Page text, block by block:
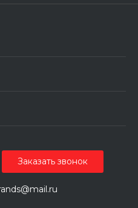
Заказать звонок